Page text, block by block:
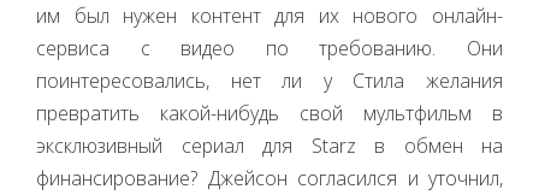
им был нужен контент для их нового онлайн-
сервиса с видео по требованию. Они
поинтересовались, нет ли у Стила желания
превратить какой-нибудь свой мультфильм в
эксклюзивный сериал для Starz в обмен на
финансирование? Джейсон согласился и уточнил,